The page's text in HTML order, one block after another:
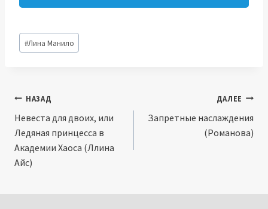
Метки
записи:
#Лина Манило
Навигация
по
записям
НАЗАД
Невеста для двоих, или
Ледяная принцесса в
Академии Хаоса (Ллина
Айс)
ДАЛЕЕ
Запретные наслаждения
(Романова)